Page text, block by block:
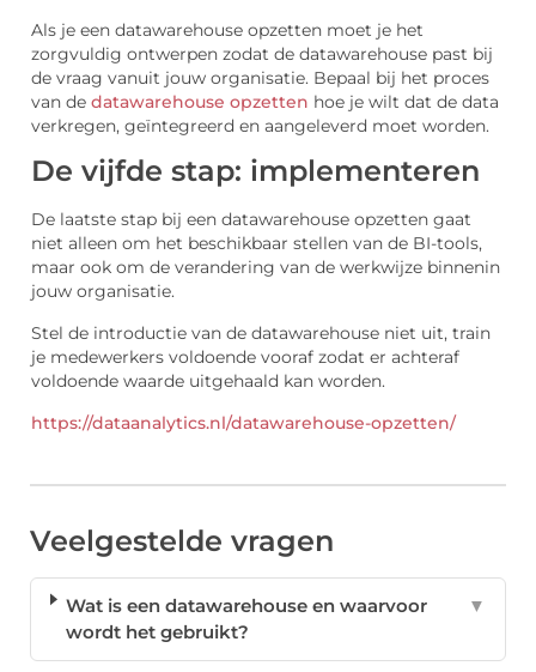
Als je een datawarehouse opzetten moet je het
zorgvuldig ontwerpen zodat de datawarehouse past bij
de vraag vanuit jouw organisatie. Bepaal bij het proces
van de datawarehouse opzetten hoe je wilt dat de data
verkregen, geïntegreerd en aangeleverd moet worden.
De vijfde stap: implementeren
De laatste stap bij een datawarehouse opzetten gaat
niet alleen om het beschikbaar stellen van de BI-tools,
maar ook om de verandering van de werkwijze binnenin
jouw organisatie.
Stel de introductie van de datawarehouse niet uit, train
je medewerkers voldoende vooraf zodat er achteraf
voldoende waarde uitgehaald kan worden.
https://dataanalytics.nl/datawarehouse-opzetten/
Veelgestelde vragen
Wat is een datawarehouse en waarvoor
wordt het gebruikt?
▼